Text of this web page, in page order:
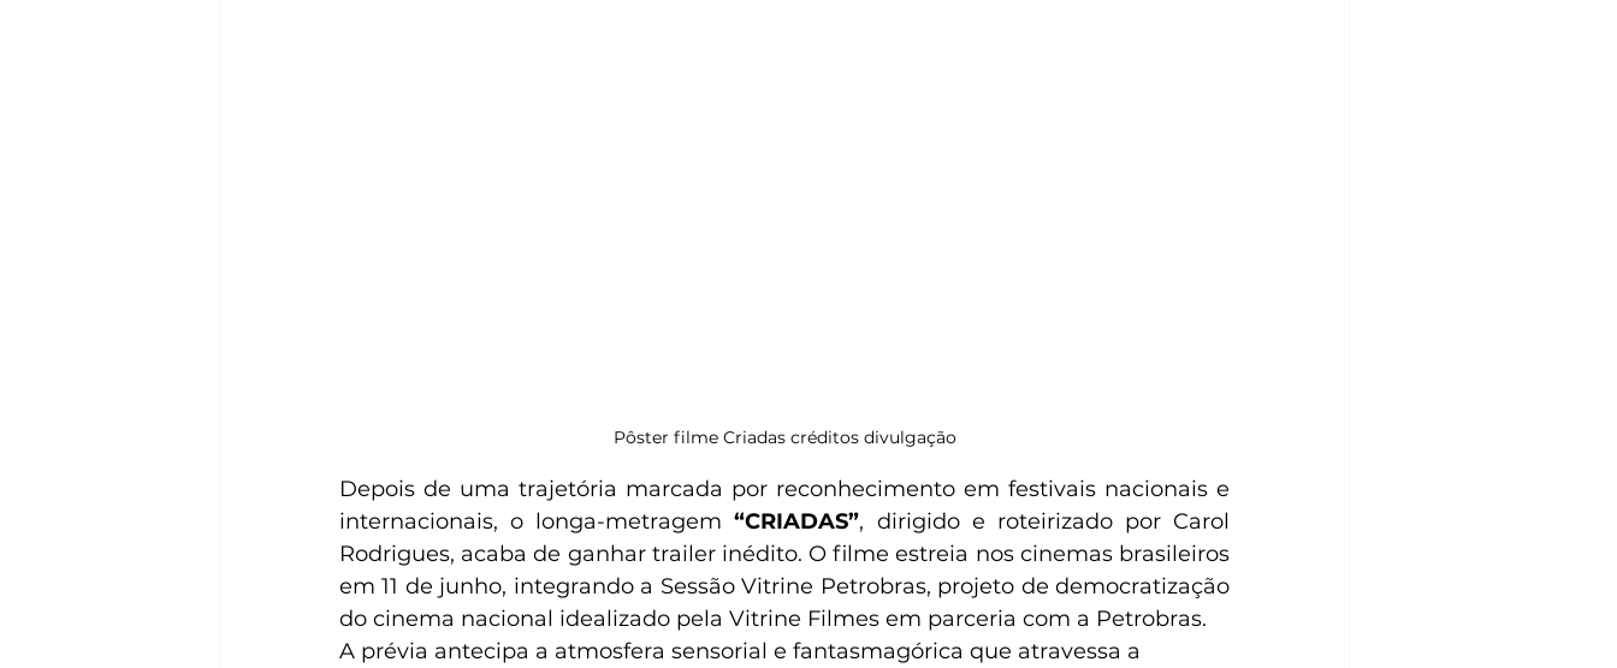
Pôster filme Criadas créditos divulgação
Depois de uma trajetória marcada por reconhecimento em festivais nacionais e
internacionais, o longa-metragem “CRIADAS”, dirigido e roteirizado por Carol
Rodrigues, acaba de ganhar trailer inédito. O filme estreia nos cinemas brasileiros
em 11 de junho, integrando a Sessão Vitrine Petrobras, projeto de democratização
do cinema nacional idealizado pela Vitrine Filmes em parceria com a Petrobras.
A prévia antecipa a atmosfera sensorial e fantasmagórica que atravessa a